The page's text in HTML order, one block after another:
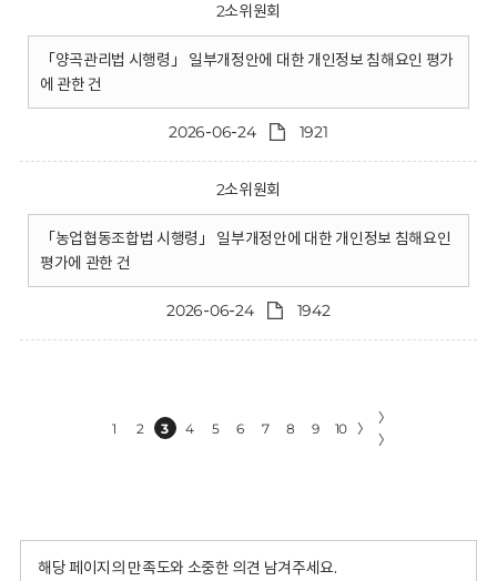
2소위원회
「양곡관리법 시행령」 일부개정안에 대한 개인정보 침해요인 평가
에 관한 건
2026-06-24 1921
2소위원회
「농업협동조합법 시행령」 일부개정안에 대한 개인정보 침해요인
평가에 관한 건
2026-06-24 1942
1 2 3 4 5 6 7 8 9 10 〉
〉
〉
해당 페이지의 만족도와 소중한 의견 남겨주세요.